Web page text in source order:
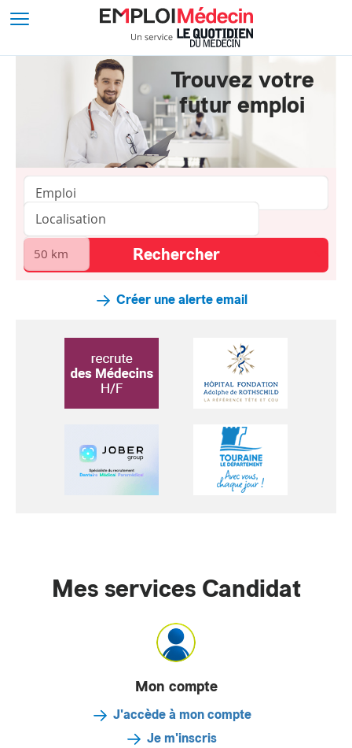
Trouvez votre
futur emploi
Créer une alerte email
Mes services Candidat
Mon compte
J'accède à mon compte
Je m'inscris